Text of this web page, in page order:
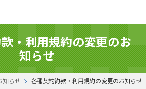
・利用規約の変更のお
知らせ
知らせ 各種契約約款・利用規約の変更のお知らせ